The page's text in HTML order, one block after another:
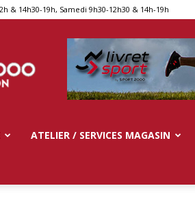
& 14h30-19h, Samedi 9h30-12h30 & 14h-19h
ATELIER / SERVICES MAGASIN